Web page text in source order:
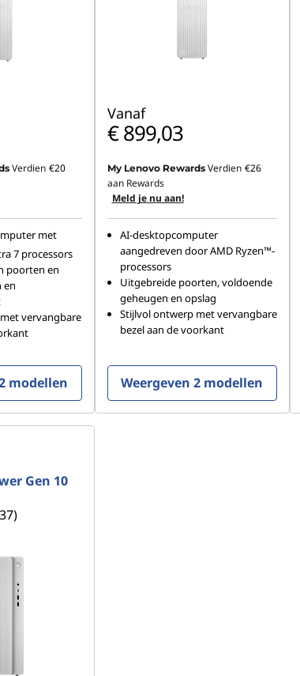
Verdien €20
met
7 processors
poorten en
en
vervangbare
modellen
Vanaf
€ 899,03
My Lenovo Rewards Verdien €26
aan Rewards
Meld je nu aan!
AI-desktopcomputer
aangedreven door AMD Ryzen™-
processors
Uitgebreide poorten, voldoende
geheugen en opslag
Stijlvol ontwerp met vervangbare
bezel aan de voorkant
Weergeven 2 modellen
Gen 10